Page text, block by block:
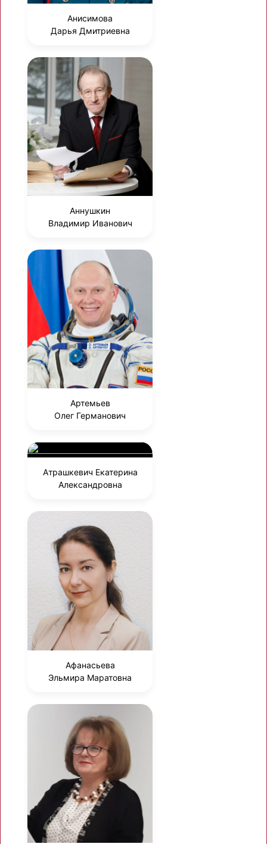
Анисимова
Дарья Дмитриевна
Аннушкин
Владимир Иванович
Артемьев
Олег Германович
Атрашкевич Екатерина
Александровна
Афанасьева
Эльмира Маратовна